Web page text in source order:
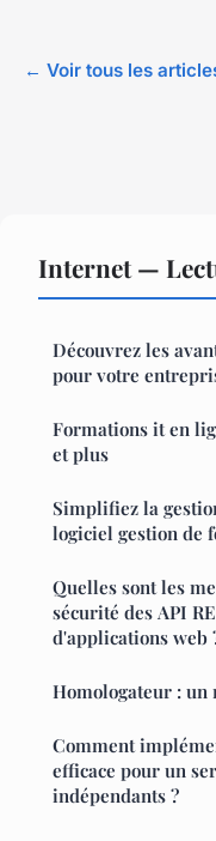
← Voir tous les
Internet —
Découvrez les
pour votre
Formations it en
et plus
Simplifiez la
logiciel gestion de
Quelles sont les
sécurité des API
d'applications web
Homologateur : un
Comment
efficace pour un
indépendants ?